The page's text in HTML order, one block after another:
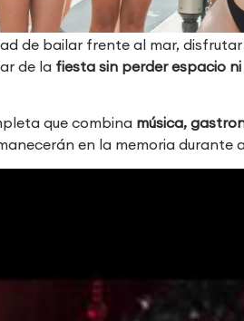
de bailar frente al mar,
de la fiesta sin perder espacio
que combina música,
en la memoria durante